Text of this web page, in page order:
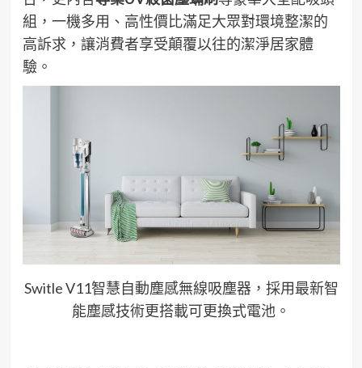
組，一機多用、高性價比滿足大眾對環境整潔的
高訴求，讓消費者享受顛覆以往的潔淨居家體
驗。
Switle V11智慧自動塵感無線吸塵器，採用最新智
能塵感技術更搭載可更換式電池。